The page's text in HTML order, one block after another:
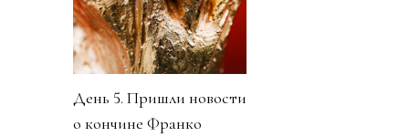
День 5. Пришли новости
о кончине Франко